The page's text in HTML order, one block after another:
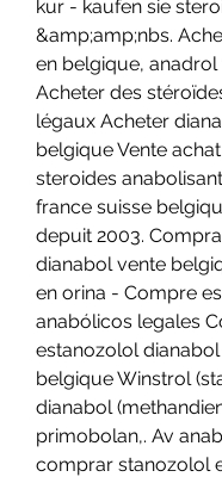
kur - kaufen sie
&amp;amp;nbs.
en belgique,
Acheter des
légaux Acheter
belgique Vente
steroides
france suisse
depuit 2003.
dianabol vente
en orina - Compre
anabólicos legales
estanozolol
belgique Winstrol
dianabol
primobolan,. Av
comprar stanozolol